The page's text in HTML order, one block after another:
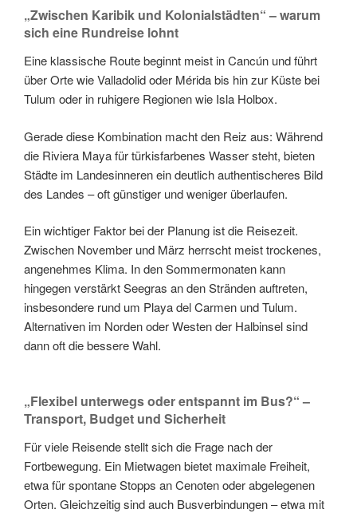
„Zwischen Karibik und Kolonialstädten“ – warum
sich eine Rundreise lohnt
Eine klassische Route beginnt meist in Cancún und führt
über Orte wie Valladolid oder Mérida bis hin zur Küste bei
Tulum oder in ruhigere Regionen wie Isla Holbox.
Gerade diese Kombination macht den Reiz aus: Während
die Riviera Maya für türkisfarbenes Wasser steht, bieten
Städte im Landesinneren ein deutlich authentischeres Bild
des Landes – oft günstiger und weniger überlaufen.
Ein wichtiger Faktor bei der Planung ist die Reisezeit.
Zwischen November und März herrscht meist trockenes,
angenehmes Klima. In den Sommermonaten kann
hingegen verstärkt Seegras an den Stränden auftreten,
insbesondere rund um Playa del Carmen und Tulum.
Alternativen im Norden oder Westen der Halbinsel sind
dann oft die bessere Wahl.
„Flexibel unterwegs oder entspannt im Bus?“ –
Transport, Budget und Sicherheit
Für viele Reisende stellt sich die Frage nach der
Fortbewegung. Ein Mietwagen bietet maximale Freiheit,
etwa für spontane Stopps an Cenoten oder abgelegenen
Orten. Gleichzeitig sind auch Busverbindungen – etwa mit